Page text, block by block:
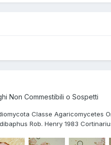
Non Commestibili o Sospetti
Classe
Rob. Henry 1983